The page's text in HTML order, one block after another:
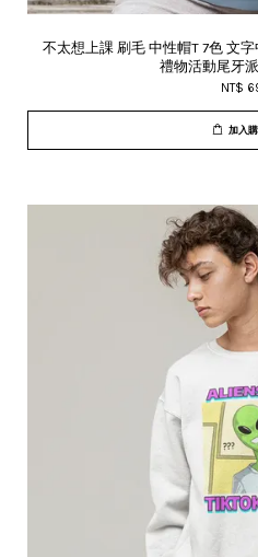
不太想上課 刷毛 中性帽T 7色 文
禮物活動尾牙
NT$
加入